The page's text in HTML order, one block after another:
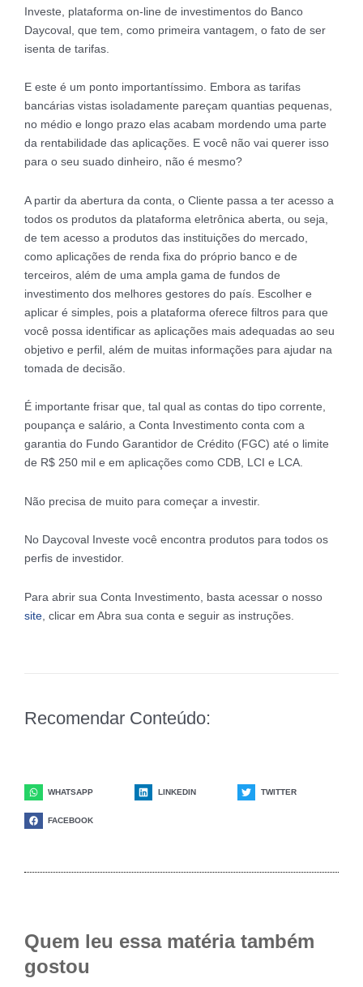
Investe, plataforma on-line de investimentos do Banco
Daycoval, que tem, como primeira vantagem, o fato de ser
isenta de tarifas.
E este é um ponto importantíssimo. Embora as tarifas
bancárias vistas isoladamente pareçam quantias pequenas,
no médio e longo prazo elas acabam mordendo uma parte
da rentabilidade das aplicações. E você não vai querer isso
para o seu suado dinheiro, não é mesmo?
A partir da abertura da conta, o Cliente passa a ter acesso a
todos os produtos da plataforma eletrônica aberta, ou seja,
de tem acesso a produtos das instituições do mercado,
como aplicações de renda fixa do próprio banco e de
terceiros, além de uma ampla gama de fundos de
investimento dos melhores gestores do país. Escolher e
aplicar é simples, pois a plataforma oferece filtros para que
você possa identificar as aplicações mais adequadas ao seu
objetivo e perfil, além de muitas informações para ajudar na
tomada de decisão.
É importante frisar que, tal qual as contas do tipo corrente,
poupança e salário, a Conta Investimento conta com a
garantia do Fundo Garantidor de Crédito (FGC) até o limite
de R$ 250 mil e em aplicações como CDB, LCI e LCA.
Não precisa de muito para começar a investir.
No Daycoval Investe você encontra produtos para todos os
perfis de investidor.
Para abrir sua Conta Investimento, basta acessar o nosso
site , clicar em Abra sua conta e seguir as instruções.
Recomendar Conteúdo:
WHATSAPP LINKEDIN TWITTER
FACEBOOK
Quem leu essa matéria também
gostou